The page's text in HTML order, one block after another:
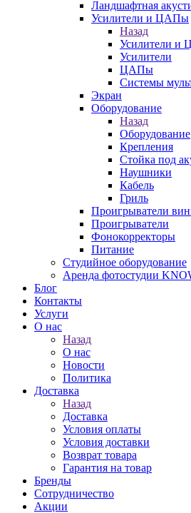
Ландшафтная
Усилители и ЦАПы
Назад
Усилители и
Усилители
ЦАПы
Системы
Экран
Оборудование
Назад
Оборудование
Крепления
Стойка под
Наушники
Кабель
Гриль
Проигрыватели
Проигрыватели
Фонокорректоры
Питание
Студийное оборудование
Аренда фотостудии
Блог
Контакты
Услуги
О нас
Назад
О нас
Новости
Политика
Доставка
Назад
Доставка
Условия оплаты
Условия доставки
Возврат товара
Гарантия на товар
Бренды
Сотрудничество
Акции